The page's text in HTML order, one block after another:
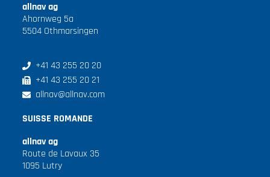
allnav ag
Ahornweg 5a
5504 Othmarsingen
+41 43 255 20 20
+41 43 255 20 21
allnav@allnav.com
SUISSE ROMANDE
allnav ag
Route de Lavaux 35
1095 Lutry